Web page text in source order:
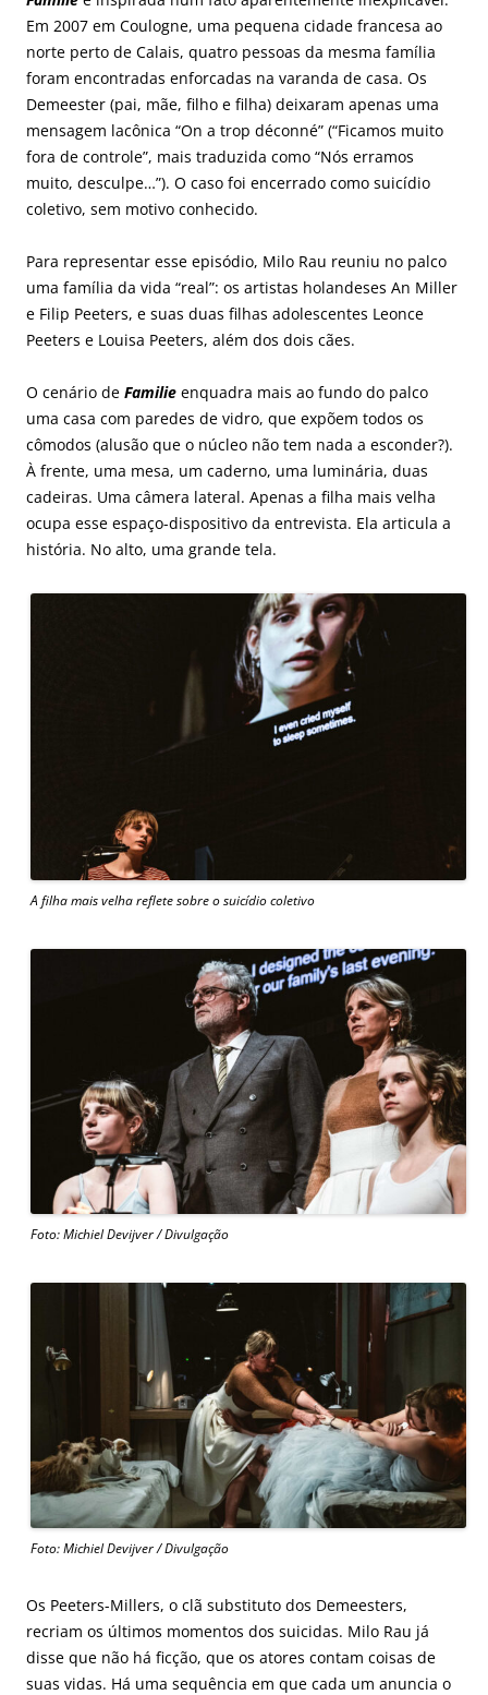
Em 2007 em Coulogne, uma pequena cidade francesa ao
norte perto de Calais, quatro pessoas da mesma família
foram encontradas enforcadas na varanda de casa. Os
Demeester (pai, mãe, filho e filha) deixaram apenas uma
mensagem lacônica “On a trop déconné” (“Ficamos muito
fora de controle”, mais traduzida como “Nós erramos
muito, desculpe…”). O caso foi encerrado como suicídio
coletivo, sem motivo conhecido.
Para representar esse episódio, Milo Rau reuniu no palco
uma família da vida “real”: os artistas holandeses An Miller
e Filip Peeters, e suas duas filhas adolescentes Leonce
Peeters e Louisa Peeters, além dos dois cães.
O cenário de Familie enquadra mais ao fundo do palco
uma casa com paredes de vidro, que expõem todos os
cômodos (alusão que o núcleo não tem nada a esconder?).
À frente, uma mesa, um caderno, uma luminária, duas
cadeiras. Uma câmera lateral. Apenas a filha mais velha
ocupa esse espaço-dispositivo da entrevista. Ela articula a
história. No alto, uma grande tela.
A filha mais velha reflete sobre o suicídio coletivo
Foto: Michiel Devijver / Divulgação
Foto: Michiel Devijver / Divulgação
Os Peeters-Millers, o clã substituto dos Demeesters,
recriam os últimos momentos dos suicidas. Milo Rau já
disse que não há ficção, que os atores contam coisas de
suas vidas. Há uma sequência em que cada um anuncia o